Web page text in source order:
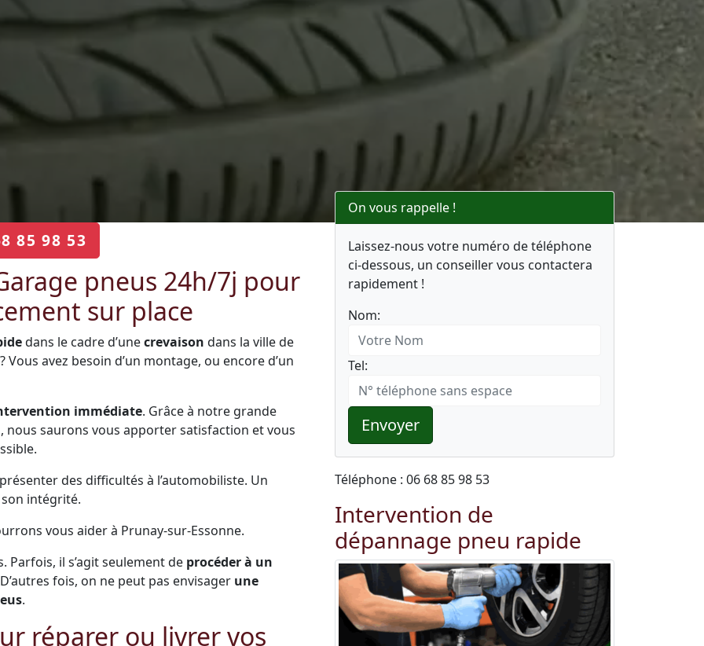
85 98 53
pneus 24h/7j pour
sur place
dans le cadre d’unecrevaison dans la ville de
avez besoin d’un montage, ou encore d’un
immédiate. Grâce à notre grande
nous saurons vous apporter satisfaction et vous
des difficultés à l’automobiliste. Un
intégrité.
vous aider à Prunay-sur-Essonne.
Parfois, il s’agit seulement de procéder à un
fois, on ne peut pas envisager une
.
réparer ou livrer vos
On vous rappelle !
Laissez-nous votre numéro de téléphone
ci-dessous, un conseiller vous contactera
rapidement !
Nom:
Tel:
Envoyer
Téléphone : 06 68 85 98 53
Intervention de
dépannage pneu rapide